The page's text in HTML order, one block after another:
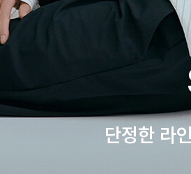
단정한 라